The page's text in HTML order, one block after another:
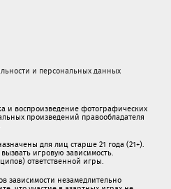
и персональных данных
и воспроизведение фотографических
произведений правообладателя
для лиц старше 21 года (21+).
игровую зависимость.
ответственной игры.
зависимости незамедлительно